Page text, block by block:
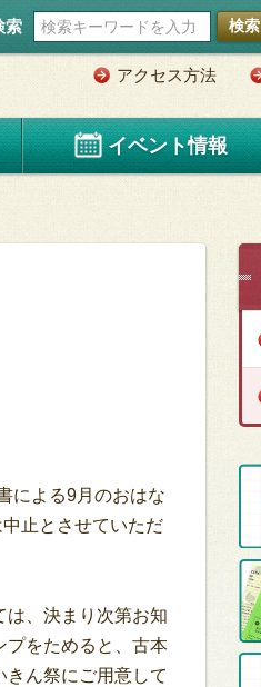
索 検索
アクセス方法
イベント情報
による9月のおはな
止とさせていただ
は、決まり次第お知
プをためると、古本
ん祭にご用意して